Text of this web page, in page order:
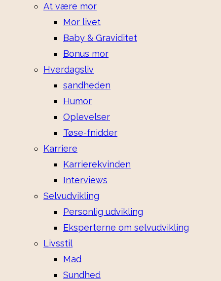
At være mor
Mor livet
Baby & Graviditet
Bonus mor
Hverdagsliv
sandheden
Humor
Oplevelser
Tøse-fnidder
Karriere
Karrierekvinden
Interviews
Selvudvikling
Personlig udvikling
Eksperterne om selvudvikling
Livsstil
Mad
Sundhed